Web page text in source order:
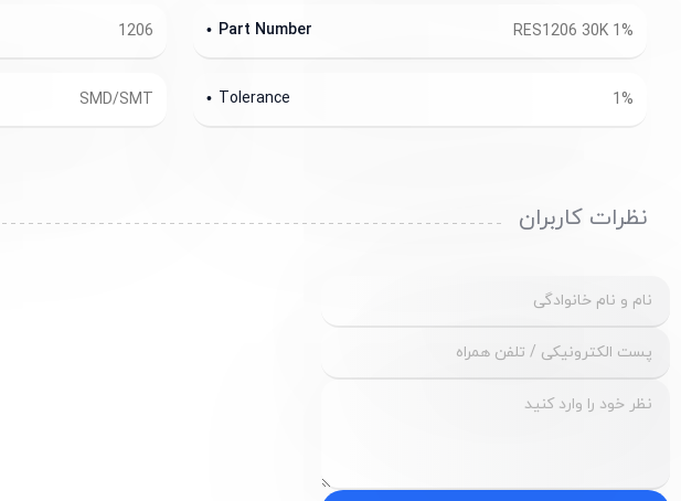
RES1206 30K 1%
Part Number
1206
1%
Tolerance
SMD/SMT
نظرات کاربران